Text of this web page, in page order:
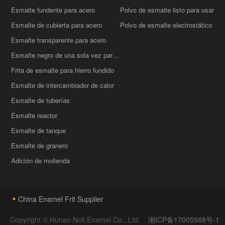
Esmalte fundente para acero
Esmalte de cubierta para acero
Esmalte transparente para acero
Esmalte negro de una sola vez para acero
Frita de esmalte para hierro fundido
Esmalte de intercambiador de calor
Esmalte de tuberías
Esmalte reactor
Esmalte de tanque
Esmalte de granero
Adición de molienda
Polvo de esmalte listo para usar
Polvo de esmalte electrostático
China Enamel Frit Supplier
Copyright © Hunan Noli Enamel Co., Ltd. 湘ICP备17005568号-1